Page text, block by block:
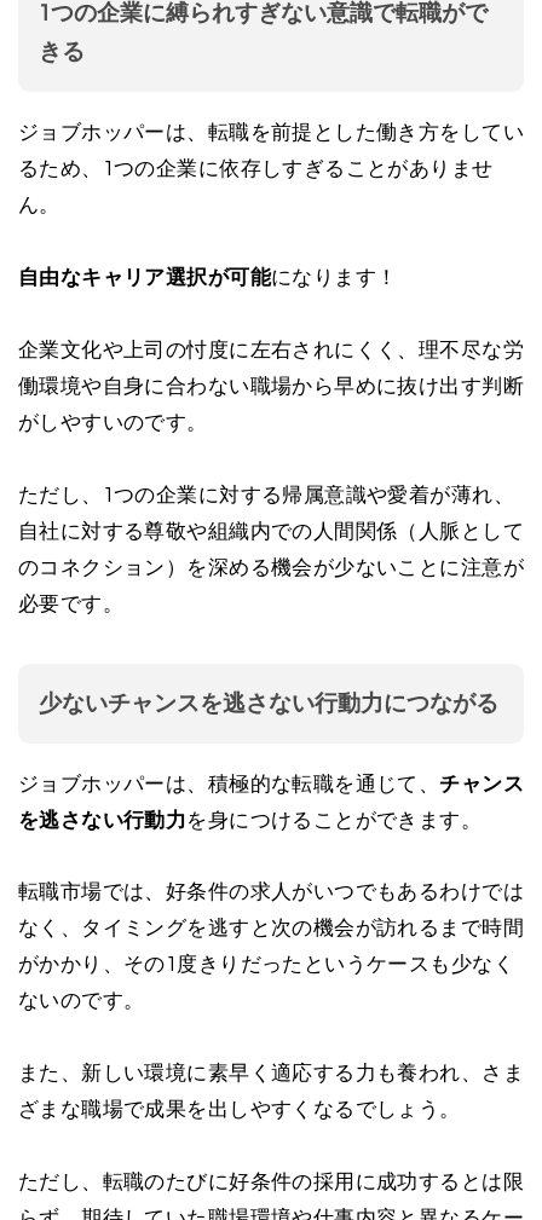
1つの企業に縛られすぎない意識で転職がで
きる
ジョブホッパーは、転職を前提とした働き方をしてい
るため、1つの企業に依存しすぎることがありませ
ん。
自由なキャリア選択が可能になります！
企業文化や上司の忖度に左右されにくく、理不尽な労
働環境や自身に合わない職場から早めに抜け出す判断
がしやすいのです。
ただし、1つの企業に対する帰属意識や愛着が薄れ、
自社に対する尊敬や組織内での人間関係（人脈として
のコネクション）を深める機会が少ないことに注意が
必要です。
少ないチャンスを逃さない行動力につながる
ジョブホッパーは、積極的な転職を通じて、チャンス
を逃さない行動力を身につけることができます。
転職市場では、好条件の求人がいつでもあるわけでは
なく、タイミングを逃すと次の機会が訪れるまで時間
がかかり、その1度きりだったというケースも少なく
ないのです。
また、新しい環境に素早く適応する力も養われ、さま
ざまな職場で成果を出しやすくなるでしょう。
ただし、転職のたびに好条件の採用に成功するとは限